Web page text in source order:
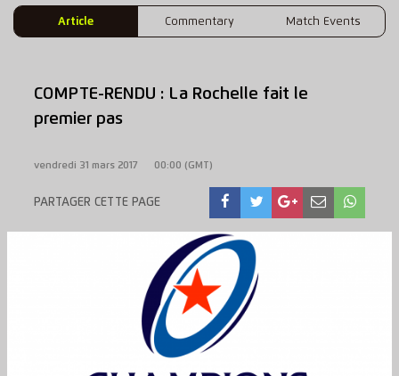
Article Commentary Match Events
COMPTE-RENDU : La Rochelle fait le
premier pas
vendredi 31 mars 2017 00:00 (GMT)
PARTAGER CETTE PAGE